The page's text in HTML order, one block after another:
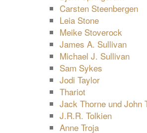
Carsten Steenbergen
Leia Stone
Meike Stoverock
James A. Sullivan
Michael J. Sullivan
Sam Sykes
Jodi Taylor
Thariot
Jack Thorne und John
J.R.R. Tolkien
Anne Troja